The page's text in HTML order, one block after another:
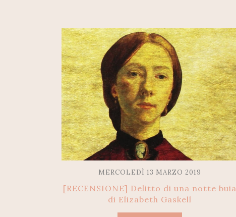
MERCOLEDÌ 13 MARZO 2019
[RECENSIONE] Delitto di una notte buia
di Elizabeth Gaskell